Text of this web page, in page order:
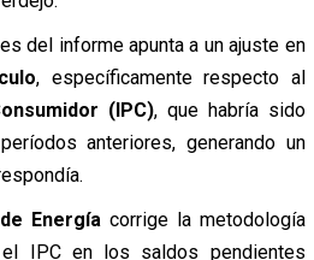
del informe apunta a un ajuste en
, específicamente respecto al
(IPC), que habría sido
anteriores, generando un
Energía corrige la metodología
IPC en los saldos pendientes